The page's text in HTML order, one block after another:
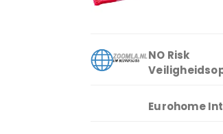
NO Risk
Eurohome